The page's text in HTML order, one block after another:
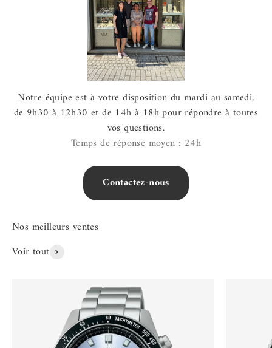
Notre équipe est à votre disposition du mardi au samedi,
de 9h30 à 12h30 et de 14h à 18h pour répondre à toutes
vos questions.
Temps de réponse moyen : 24h
Contactez-nous
Voir tout